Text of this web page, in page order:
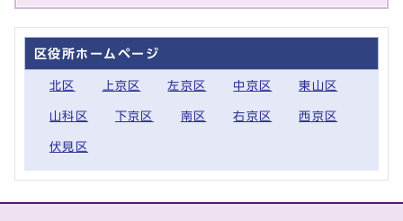
区役所ホームページ
北区 上京区 左京区 中京区 東山区
山科区 下京区 南区 右京区 西京区
伏見区